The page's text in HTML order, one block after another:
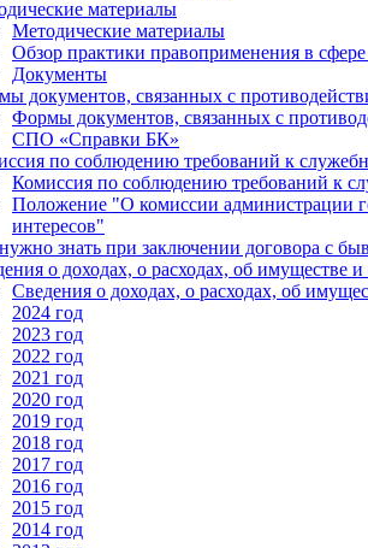
материалы
Методические материалы
Обзор практики правоприменения в
Документы
документов, связанных с
Формы документов, связанных с
СПО «Справки БК»
по соблюдению требований к
Комиссия по соблюдению требований к
Положение "О комиссии администрации
интересов"
знать при заключении договора с
о доходах, о расходах, об имуществе и
Сведения о доходах, о расходах, об
2024 год
2023 год
2022 год
2021 год
2020 год
2019 год
2018 год
2017 год
2016 год
2015 год
2014 год